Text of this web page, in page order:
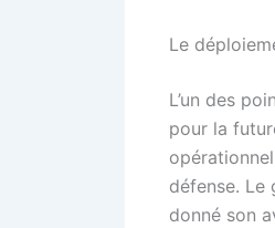
Le
L’un des
pour la
défense. Le
donné son